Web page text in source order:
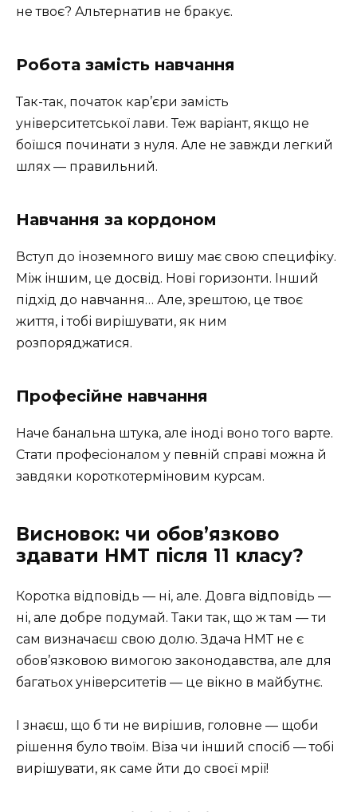
не твоє? Альтернатив не бракує.
Робота замість навчання
Так-так, початок кар’єри замість
університетської лави. Теж варіант, якщо не
боїшся починати з нуля. Але не завжди легкий
шлях — правильний.
Навчання за кордоном
Вступ до іноземного вишу має свою специфіку.
Між іншим, це досвід. Нові горизонти. Інший
підхід до навчання… Але, зрештою, це твоє
життя, і тобі вирішувати, як ним
розпоряджатися.
Професійне навчання
Наче банальна штука, але іноді воно того варте.
Стати професіоналом у певній справі можна й
завдяки короткотерміновим курсам.
Висновок: чи обов’язково
здавати НМТ після 11 класу?
Коротка відповідь — ні, але. Довга відповідь —
ні, але добре подумай. Таки так, що ж там — ти
сам визначаєш свою долю. Здача НМТ не є
обов’язковою вимогою законодавства, але для
багатьох університетів — це вікно в майбутнє.
І знаєш, що б ти не вирішив, головне — щоби
рішення було твоїм. Віза чи інший спосіб — тобі
вирішувати, як саме йти до своєї мрії!